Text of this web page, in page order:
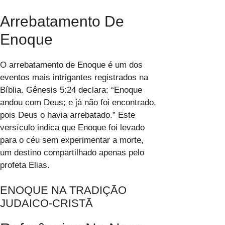
Arrebatamento De
Enoque
O arrebatamento de Enoque é um dos
eventos mais intrigantes registrados na
Bíblia. Gênesis 5:24 declara: “Enoque
andou com Deus; e já não foi encontrado,
pois Deus o havia arrebatado.” Este
versículo indica que Enoque foi levado
para o céu sem experimentar a morte,
um destino compartilhado apenas pelo
profeta Elias.
ENOQUE NA TRADIÇÃO
JUDAICO-CRISTÃ